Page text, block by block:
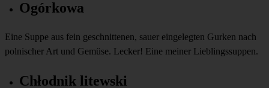
Ogórkowa
Eine Suppe aus fein geschnittenen, sauer eingelegten Gurken nach
polnischer Art und Gemüse. Lecker! Eine meiner Lieblingssuppen.
Chłodnik litewski